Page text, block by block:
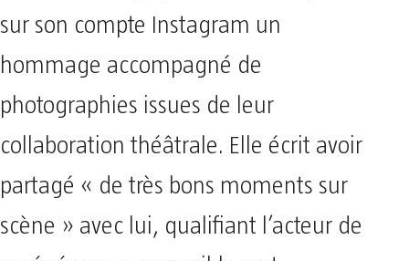
sur son compte Instagram un
hommage accompagné de
photographies issues de leur
collaboration théâtrale. Elle écrit avoir
partagé « de très bons moments sur
scène » avec lui, qualifiant l’acteur de